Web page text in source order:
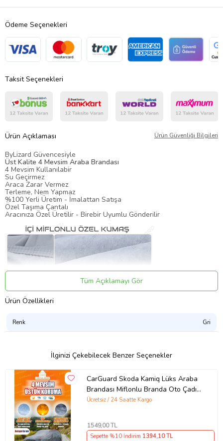
Ödeme Seçenekleri
Taksit Seçenekleri
Ürün Açıklaması Ürün Güvenliği Bilgileri
ByLizard Güvencesiyle
Üst Kalite 4 Mevsim Araba Brandası
4 Mevsim Kullanılabir
Su Geçirmez
Araca Zarar Vermez
Terleme, Nem Yapmaz
%100 Yerli Üretim - İmalattan Satışa
Özel Taşıma Çantalı
Aracınıza Özel Üretilir - Birebir Uyumlu Gönderilir
SU GEÇİRMEZ
Su geçirmeyen ancak nefes alabilen özel nano teknolojiyle üretilen
kumaştan imal edilir.
-40 ile +60 derece arasında sorunsuz kullanılabilir.
Çetin doğa koşullarına kolay teslim olmaz, uzun ömürlüdür.
Tüm Açıklamayı Gör
Ürün Özellikleri
Renk Gri
İlginizi Çekebilecek Benzer Seçenekler
CarGuard Skoda Kamiq Lüks Araba
Brandası Miflonlu Branda Oto Çadır
Örtü
Ücretsiz / 24 Saatte Kargo
1549,00 TL
Sepette %10 İndirim 1394,10 TL